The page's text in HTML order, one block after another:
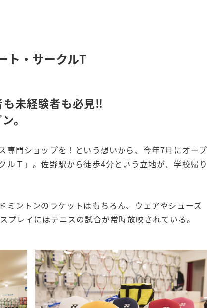
ト・サークルT
未経験者も必見‼
。
専門ショップを！という想いから、今年7月にオープ
ルＴ」。佐野駅から徒歩4分という立地が、学校帰り
ミントンのラケットはもちろん、ウェアやシューズ
プレイにはテニスの試合が常時放映されている。